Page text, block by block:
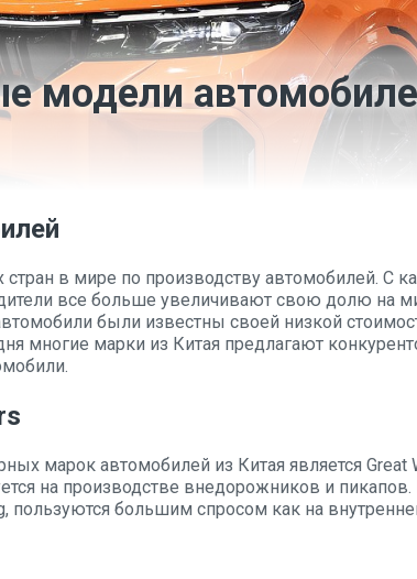
модели
стран в мире по производству автомобилей. С
все больше увеличивают свою долю на
были известны своей низкой
многие марки из Китая предлагают
марок автомобилей из Китая является Great
на производстве внедорожников и
пользуются большим спросом как на